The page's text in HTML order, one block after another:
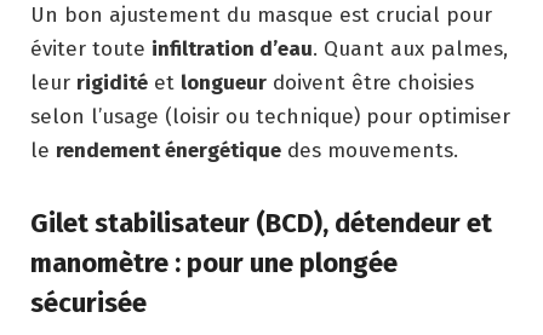
Un bon ajustement du masque est crucial pour
éviter toute infiltration d’eau. Quant aux palmes,
leur rigidité et longueur doivent être choisies
selon l’usage (loisir ou technique) pour optimiser
le rendement énergétique des mouvements.
Gilet stabilisateur (BCD), détendeur et
manomètre : pour une plongée
sécurisée